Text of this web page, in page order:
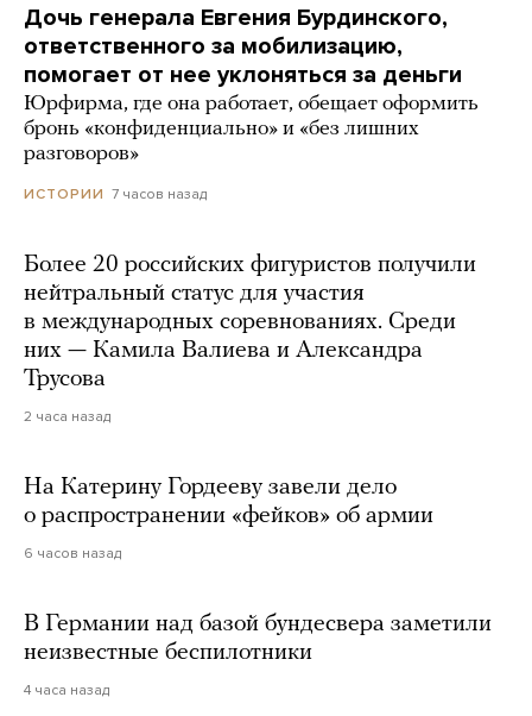
Дочь генерала Евгения Бурдинского,
ответственного за мобилизацию,
помогает от нее уклоняться за деньги
Юрфирма, где она работает, обещает оформить
бронь «конфиденциально» и «без лишних
разговоров»
ИСТОРИИ 7 часов назад
Более 20 российских фигуристов получили
нейтральный статус для участия
в международных соревнованиях. Среди
них — Камила Валиева и Александра
Трусова
2 часа назад
На Катерину Гордееву завели дело
о распространении «фейков» об армии
6 часов назад
В Германии над базой бундесвера заметили
неизвестные беспилотники
4 часа назад